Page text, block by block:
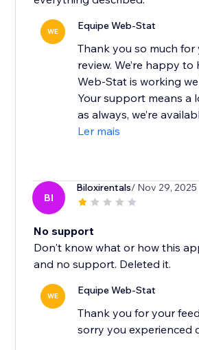
WE Equipe Web-Stat
Thank you so much for
review. We’re happy
Web-Stat is working
Your support means a
as always, we’re
Ler mais
BI
Biloxirentals/ Nov 29, 2025
No support
Don't know what or how this
and no support. Deleted it.
WE Equipe Web-Stat
Thank you for your
sorry you experienced